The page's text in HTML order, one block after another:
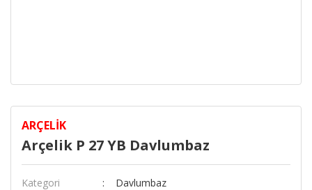
ARÇELIK
Arçelik P 27 YB Davlumbaz
Kategori
Davlumbaz